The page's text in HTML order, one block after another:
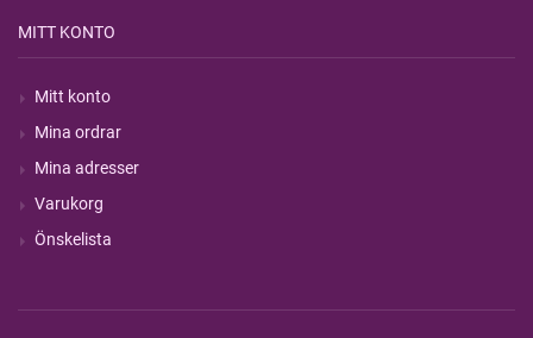
MITT KONTO
Mitt konto
Mina ordrar
Mina adresser
Varukorg
Önskelista